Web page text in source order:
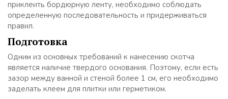
приклеить бордюрную ленту, необходимо соблюдать
определенную последовательность и придерживаться
правил.
Подготовка
Одним из основных требований к нанесению скотча
является наличие твердого основания. Поэтому, если есть
зазор между ванной и стеной более 1 см, его необходимо
заделать клеем для плитки или герметиком.